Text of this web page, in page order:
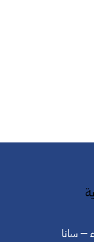
– سانا